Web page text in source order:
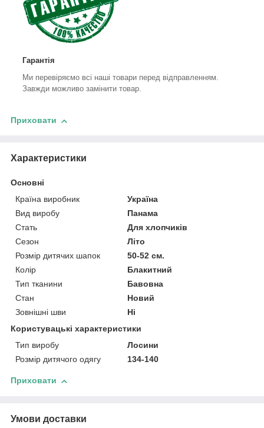
Гарантія
Ми перевіряємо всі наші товари перед відправленням.
Завжди можливо замінити товар.
Приховати
Характеристики
Основні
Країна виробник
Україна
Вид виробу
Панама
Стать
Для хлопчиків
Сезон
Літо
Розмір дитячих шапок
50-52 см.
Колір
Блакитний
Тип тканини
Бавовна
Стан
Новий
Зовнішні шви
Ні
Користувацькі характеристики
Тип виробу
Лосини
Розмір дитячого одягу
134-140
Приховати
Умови доставки